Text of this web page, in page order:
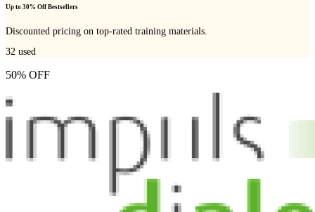
Up to 30% Off Bestsellers
Discounted pricing on top-rated training materials.
32 used
50% OFF